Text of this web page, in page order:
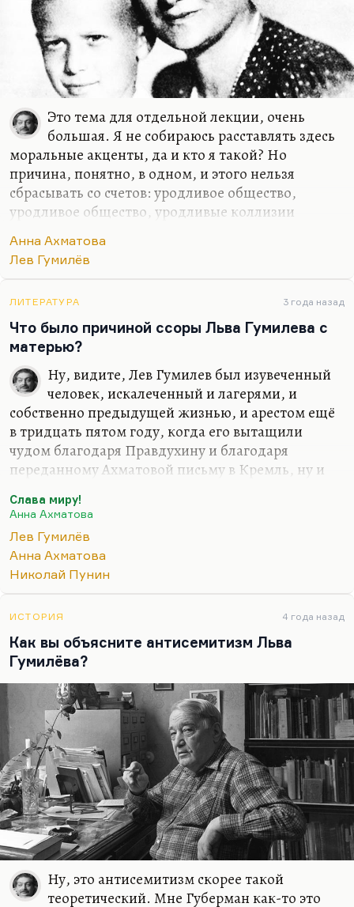
Это тема для отдельной лекции, очень
большая. Я не собираюсь расставлять здесь
моральные акценты, да и кто я такой? Но
причина, понятно, в одном, и этого нельзя
сбрасывать со счетов: уродливое общество,
уродливое общество, уродливые коллизии
«Июнь» написан об этом. О том, как мальчик
мучает девочку, а девочка — мальчика, потому
войне.
Лев Гумилев прожил страшно уродливую жизнь.
Он считал, что он страдает за мать, за отца и за
мать. Это было в известном смысле так. Он
считает, что она предпринимает недостаточно
усилий для его освобождения, а она говорит:
«Ради его спасения я пожертвовала именем. Я…
Анна Ахматова
Лев Гумилёв
ЛИТЕРАТУРА 3 года назад
Что было причиной ссоры Льва Гумилева с
матерью?
Ну, видите, Лев Гумилев был изувеченный
человек, искалеченный и лагерями, и
собственно предыдущей жизнью, и арестом ещё
в тридцать пятом году, когда его вытащили
чудом благодаря Правдухину и благодаря
переданному Ахматовой письму в Кремль, ну и
очередь. Он считал, что мать делает недостаточно
сломанный человек. К тому же ему нашептали.
Всегда были люди, которые пытались её
поссорить с сыном. Нашептывали ей,
не пускали. Он же собирался прийти в больницу в
последний раз во время инфаркта, по-моему,
третьего, шестьдесят пятого года, он пытался
прийти, но его не…
Слава миру!
Анна Ахматова
Лев Гумилёв
Анна Ахматова
Николай Пунин
ИСТОРИЯ 4 года назад
Как вы объясните антисемитизм Льва
Гумилёва?
Ну, это антисемитизм скорее такой
теоретический. Мне Губерман как-то это